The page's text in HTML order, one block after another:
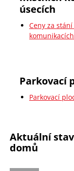
úsecích
Ceny za
Parkovací
Parkovací
Aktuální
domů